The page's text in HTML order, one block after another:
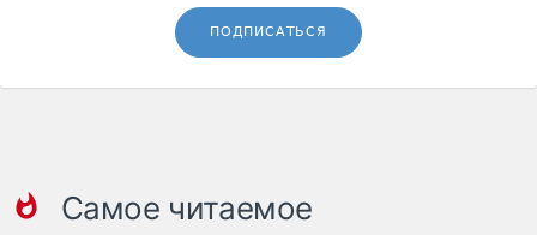
ПОДПИСАТЬСЯ
Самое читаемое